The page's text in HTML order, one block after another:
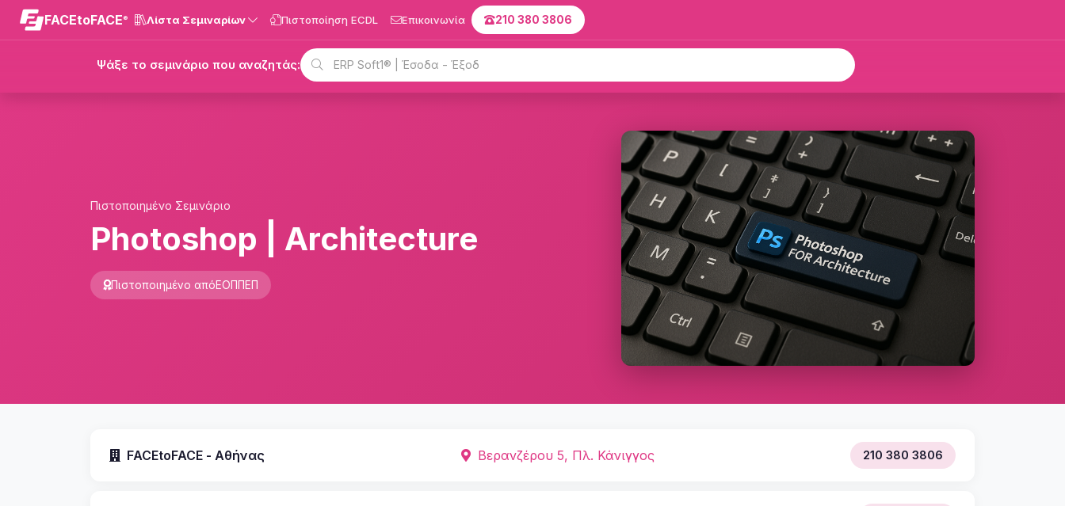
FACEtoFACE® Λίστα Σεμιναρίων Πιστοποίηση ECDL Επικοινωνία 210 380 3806
Ψάξε το σεμινάριο που αναζητάς:
Πιστοποιημένο Σεμινάριο
Photoshop | Architecture
Πιστοποιημένο απόΕΟΠΠΕΠ
FACEtoFACE - Αθήνας Βερανζέρου 5, Πλ. Κάνιγγος 210 380 3806